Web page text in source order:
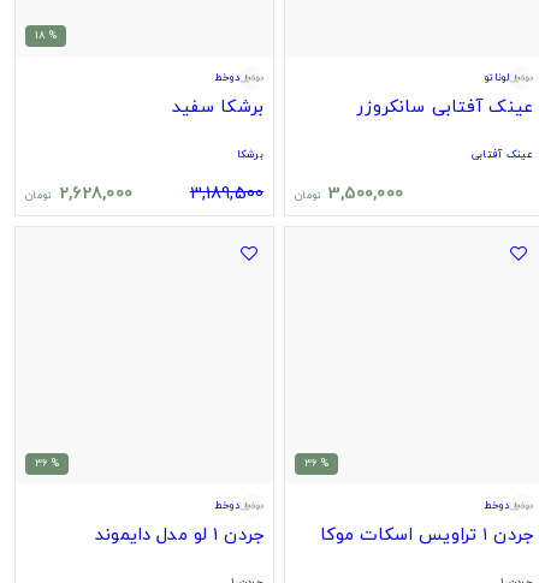
لوناتو
عینک آفتابی سانکروزر
عینک آفتابی
3,500,000 تومان
% 18
دوخط
برشکا سفید
برشکا
3,189,500
2,628,000 تومان
% 36
دوخط
جردن ۱ تراویس اسکات موکا
% 36
دوخط
جردن 1 لو مدل دایموند